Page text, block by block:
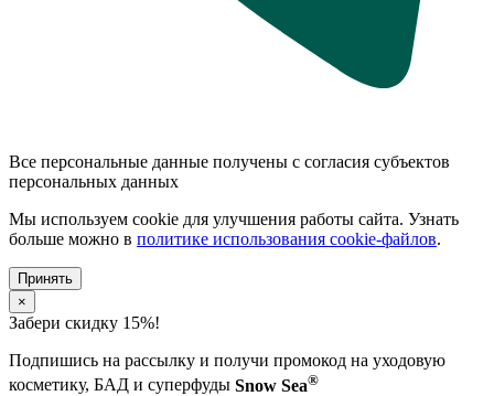
Все персональные данные получены с согласия субъектов
персональных данных
Мы используем cookie для улучшения работы сайта. Узнать
больше можно в политике использования cookie-файлов.
Принять
×
Забери скидку 15%!
Подпишись на рассылку и получи промокод на уходовую
косметику, БАД и суперфуды Snow Sea®